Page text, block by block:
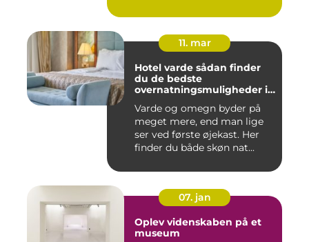
11. mar
Hotel varde sådan finder
du de bedste
overnatningsmuligheder i
Varde og omegn byder på
meget mere, end man lige
ser ved første øjekast. Her
finder du både skøn nat...
07. jan
Oplev videnskaben på et
museum